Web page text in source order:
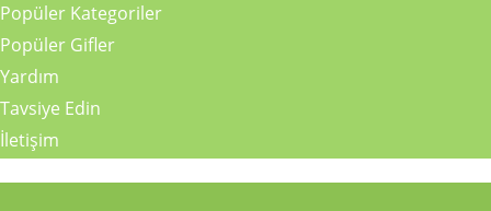
Popüler Kategoriler
Popüler Gifler
Yardım
Tavsiye Edin
İletişim